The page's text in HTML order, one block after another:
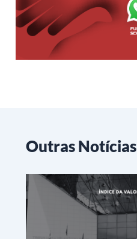
Outras Notícias